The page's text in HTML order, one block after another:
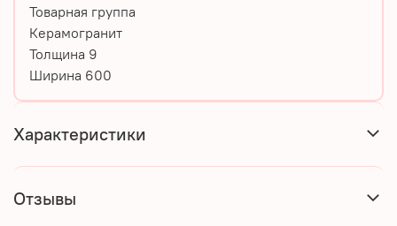
Товарная группа
Керамогранит
Толщина 9
Ширина 600
Характеристики
Отзывы